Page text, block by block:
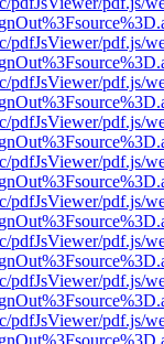
pdfJsViewer/pdf.js/
pdfJsViewer/pdf.js/
pdfJsViewer/pdf.js/
pdfJsViewer/pdf.js/
pdfJsViewer/pdf.js/
pdfJsViewer/pdf.js/
pdfJsViewer/pdf.js/
pdfJsViewer/pdf.js/